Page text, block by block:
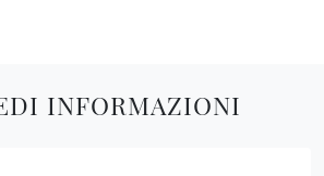
INFORMAZIONI